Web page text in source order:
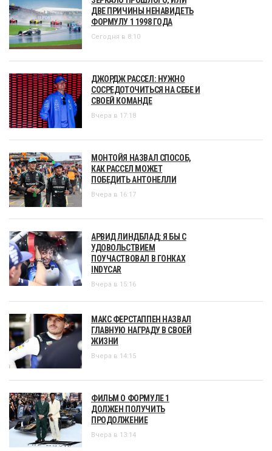
ДВЕ ПРИЧИНЫ НЕНАВИДЕТЬ
ФОРМУЛУ 1 1998 ГОДА
Сегодня в 8:10
ДЖОРДЖ РАССЕЛ: НУЖНО
СОСРЕДОТОЧИТЬСЯ НА СЕБЕ И
СВОЕЙ КОМАНДЕ
Вчера в 17:18
МОНТОЙЯ НАЗВАЛ СПОСОБ,
КАК РАССЕЛ МОЖЕТ
ПОБЕДИТЬ АНТОНЕЛЛИ
Вчера в 16:17
АРВИД ЛИНДБЛАД: Я БЫ С
УДОВОЛЬСТВИЕМ
ПОУЧАСТВОВАЛ В ГОНКАХ
INDYCAR
Вчера в 15:16
МАКС ФЕРСТАППЕН НАЗВАЛ
ГЛАВНУЮ НАГРАДУ В СВОЕЙ
ЖИЗНИ
Вчера в 14:15
ФИЛЬМ О ФОРМУЛЕ 1
ДОЛЖЕН ПОЛУЧИТЬ
ПРОДОЛЖЕНИЕ
Вчера в 13:14